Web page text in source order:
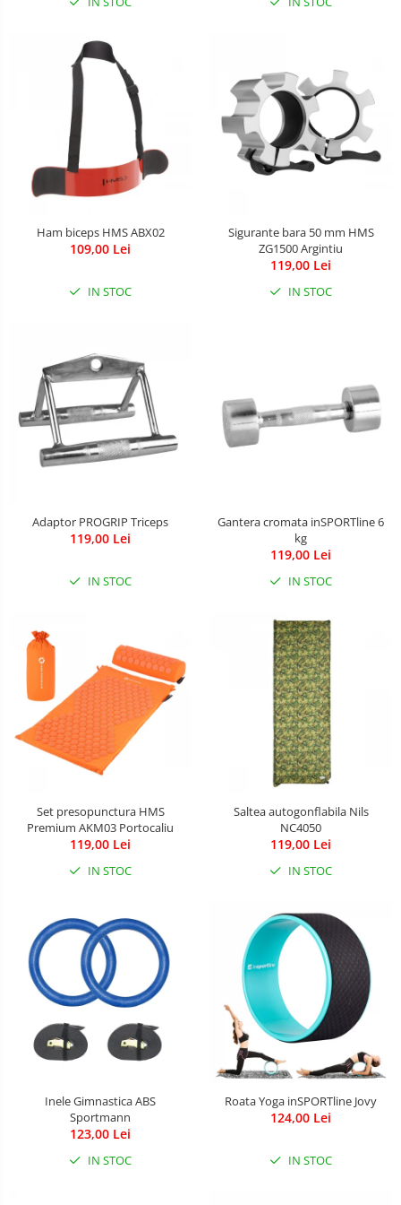
Carusele patut
Lampi de veghe
Mobilier Birou
Saltele de infasat
Ham biceps HMS ABX02
109,00 Lei
IN STOC
Sigurante bara 50 mm HMS
ZG1500 Argintiu
119,00 Lei
IN STOC
Adaptor PROGRIP Triceps
119,00 Lei
IN STOC
Gantera cromata inSPORTline 6
kg
119,00 Lei
IN STOC
Set presopunctura HMS
Premium AKM03 Portocaliu
119,00 Lei
IN STOC
Saltea autogonflabila Nils
NC4050
119,00 Lei
IN STOC
Inele Gimnastica ABS
Sportmann
123,00 Lei
IN STOC
Roata Yoga inSPORTline Jovy
124,00 Lei
IN STOC